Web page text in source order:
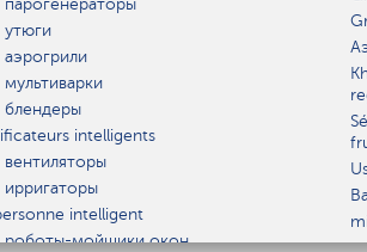
intelligents
intelligent
роботы-мойщики окон